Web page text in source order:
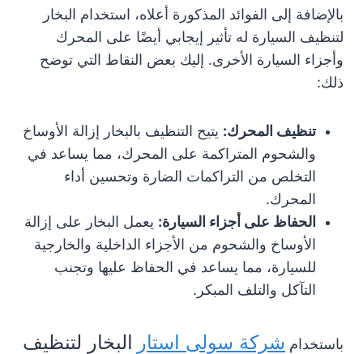
بالإضافة إلى الفوائد المذكورة أعلاه، استخدام البخار
لتنظيف السيارة له تأثير إيجابي أيضًا على المحرك
وأجزاء السيارة الأخرى. إليك بعض النقاط التي توضح
ذلك:
تنظيف المحرك: يتيح التنظيف بالبخار إزالة الأوساخ
والشحوم المتراكمة على المحرك، مما يساعد في
التخلص من التراكمات الضارة وتحسين أداء
المحرك.
الحفاظ على أجزاء السيارة: يعمل البخار على إزالة
الأوساخ والشحوم من الأجزاء الداخلية والخارجية
للسيارة، مما يساعد في الحفاظ عليها وتجنب
التآكل والتلف المبكر.
باستخدام شركة سولى استار البخار لتنظيف